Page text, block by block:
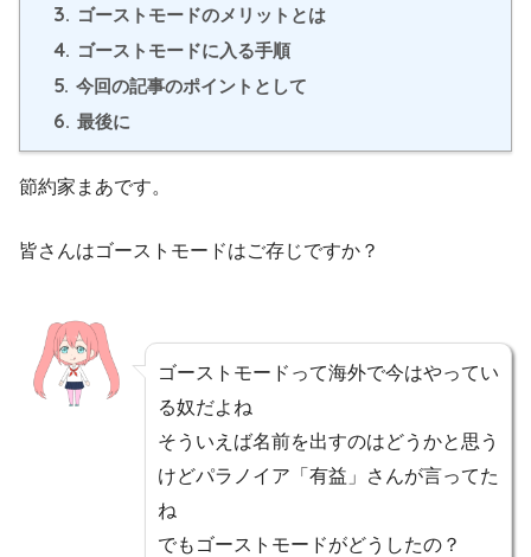
3. ゴーストモードのメリットとは
4. ゴーストモードに入る手順
5. 今回の記事のポイントとして
6. 最後に
節約家まあです。
皆さんはゴーストモードはご存じですか？
ゴーストモードって海外で今はやってい
る奴だよね
そういえば名前を出すのはどうかと思う
けどパラノイア「有益」さんが言ってた
ね
でもゴーストモードがどうしたの？